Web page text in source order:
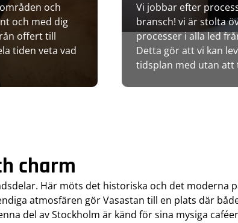
och
och med dig
offert till
tiden veta vad
Vi jobbar efter
bransch! vi är stolta
processer i alla led
Detta gör att vi kan
tidsplan med utan att
charm
Här möts det historiska och det moderna
atmosfären gör Vasastan till en plats där
del av Stockholm är känd för sina mysiga